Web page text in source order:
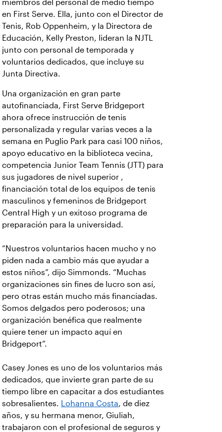
miembros del personal de medio tiempo
en First Serve. Ella, junto con el Director de
Tenis, Rob Oppenheim, y la Directora de
Educación, Kelly Preston, lideran la NJTL
junto con personal de temporada y
voluntarios dedicados, que incluye su
Junta Directiva.
Una organización en gran parte
autofinanciada, First Serve Bridgeport
ahora ofrece instrucción de tenis
personalizada y regular varias veces a la
semana en Puglio Park para casi 100 niños,
apoyo educativo en la biblioteca vecina,
competencia Junior Team Tennis (JTT) para
sus jugadores de nivel superior ,
financiación total de los equipos de tenis
masculinos y femeninos de Bridgeport
Central High y un exitoso programa de
preparación para la universidad.
“Nuestros voluntarios hacen mucho y no
piden nada a cambio más que ayudar a
estos niños”, dijo Simmonds. “Muchas
organizaciones sin fines de lucro son así,
pero otras están mucho más financiadas.
Somos delgados pero poderosos; una
organización benéfica que realmente
quiere tener un impacto aquí en
Bridgeport”.
Casey Jones es uno de los voluntarios más
dedicados, que invierte gran parte de su
tiempo libre en capacitar a dos estudiantes
sobresalientes.
Lohanna Costa, de diez
años, y su hermana menor, Giuliah,
trabajaron con el profesional de seguros y